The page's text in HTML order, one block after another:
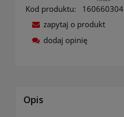
Kod produktu:
160660304
zapytaj o produkt
dodaj opinię
Opis